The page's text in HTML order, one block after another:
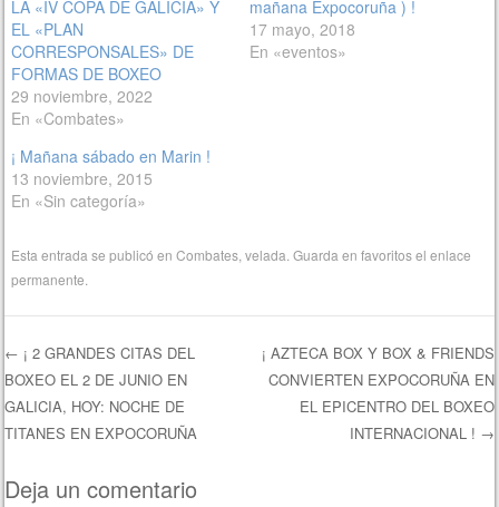
LA «IV COPA DE GALICIA» Y
EL «PLAN
CORRESPONSALES» DE
FORMAS DE BOXEO
29 noviembre, 2022
En «Combates»
mañana Expocoruña ) !
17 mayo, 2018
En «eventos»
¡ Mañana sábado en Marin !
13 noviembre, 2015
En «Sin categoría»
Esta entrada se publicó enCombates ,velada . Guarda en favoritos elenlace
permanente
Navegación de entradas
← ¡ 2 GRANDES CITAS DEL
BOXEO EL 2 DE JUNIO EN
GALICIA, HOY: NOCHE DE
TITANES EN EXPOCORUÑA
¡ AZTECA BOX Y BOX & FRIENDS
CONVIERTEN EXPOCORUÑA EN
EL EPICENTRO DEL BOXEO
INTERNACIONAL ! →
Deja un comentario